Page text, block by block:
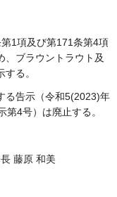
1項及び第171条第4項
、ブラウントラウト及
る。
る告示（令和5(2023)年
4号）は廃止する。
藤原 和美